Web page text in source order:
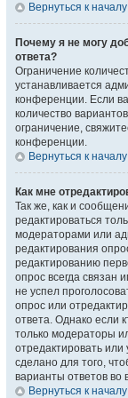
Вернуться к началу
Почему я не могу
ответа?
Ограничение
устанавливается
конференции. Если
количество
ограничение,
конференции.
Вернуться к началу
Как мне
Так же, как и
редактироваться
модераторами или
редактирования
редактированию
опрос всегда связан
не успел
опрос или
ответа. Однако если
только модераторы
отредактировать
сделано для того,
варианты ответов во
Вернуться к началу